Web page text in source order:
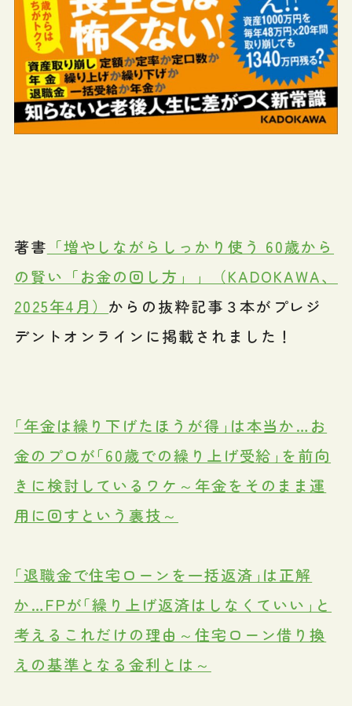
著書 「増やしながらしっかり使う 60歳から
の賢い「お金の回し方」」（KADOKAWA、
2025年4月） からの抜粋記事３本がプレジ
デントオンラインに掲載されました！
｢年金は繰り下げたほうが得｣は本当か…お
金のプロが｢60歳での繰り上げ受給｣を前向
きに検討しているワケ～年金をそのまま運
用に回すという裏技～
｢退職金で住宅ローンを一括返済｣は正解
か…FPが｢繰り上げ返済はしなくていい｣と
考えるこれだけの理由～住宅ローン借り換
えの基準となる金利とは～